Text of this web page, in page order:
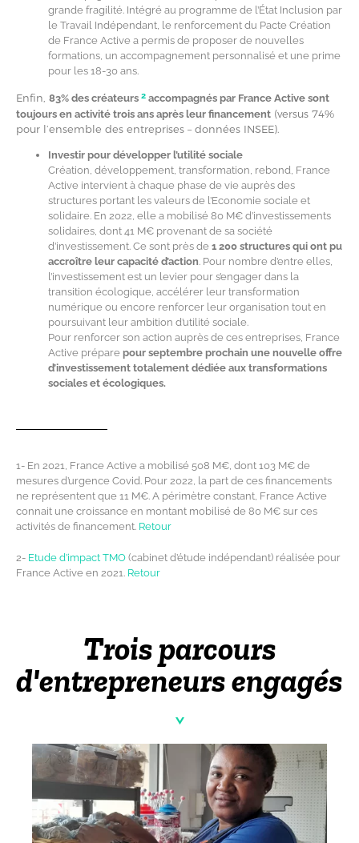
grande fragilité. Intégré au programme de l’État Inclusion par
le Travail Indépendant, le renforcement du Pacte Création
de France Active a permis de proposer de nouvelles
formations, un accompagnement personnalisé et une prime
pour les 18-30 ans.
Enfin, 83% des créateurs 2 accompagnés par France Active sont
toujours en activité trois ans après leur financement (versus 74%
pour l’ensemble des entreprises – données INSEE).
Investir pour développer l’utilité sociale
Création, développement, transformation, rebond, France
Active intervient à chaque phase de vie auprès des
structures portant les valeurs de l’Economie sociale et
solidaire. En 2022, elle a mobilisé 80 M€ d’investissements
solidaires, dont 41 M€ provenant de sa société
d’investissement. Ce sont près de 1 200 structures qui ont pu
accroître leur capacité d’action . Pour nombre d’entre elles,
l’investissement est un levier pour s’engager dans la
transition écologique, accélérer leur transformation
numérique ou encore renforcer leur organisation tout en
poursuivant leur ambition d’utilité sociale.
Pour renforcer son action auprès de ces entreprises, France
Active prépare pour septembre prochain une nouvelle offre
d’investissement totalement dédiée aux transformations
sociales et écologiques.
1- En 2021, France Active a mobilisé 508 M€, dont 103 M€ de
mesures d’urgence Covid. Pour 2022, la part de ces financements
ne représentent que 11 M€. A périmètre constant, France Active
connait une croissance en montant mobilisé de 80 M€ sur ces
activités de financement. Retour
2- Etude d’impact TMO (cabinet d’étude indépendant) réalisée pour
France Active en 2021. Retour
Trois parcours
d'entrepreneurs engagés